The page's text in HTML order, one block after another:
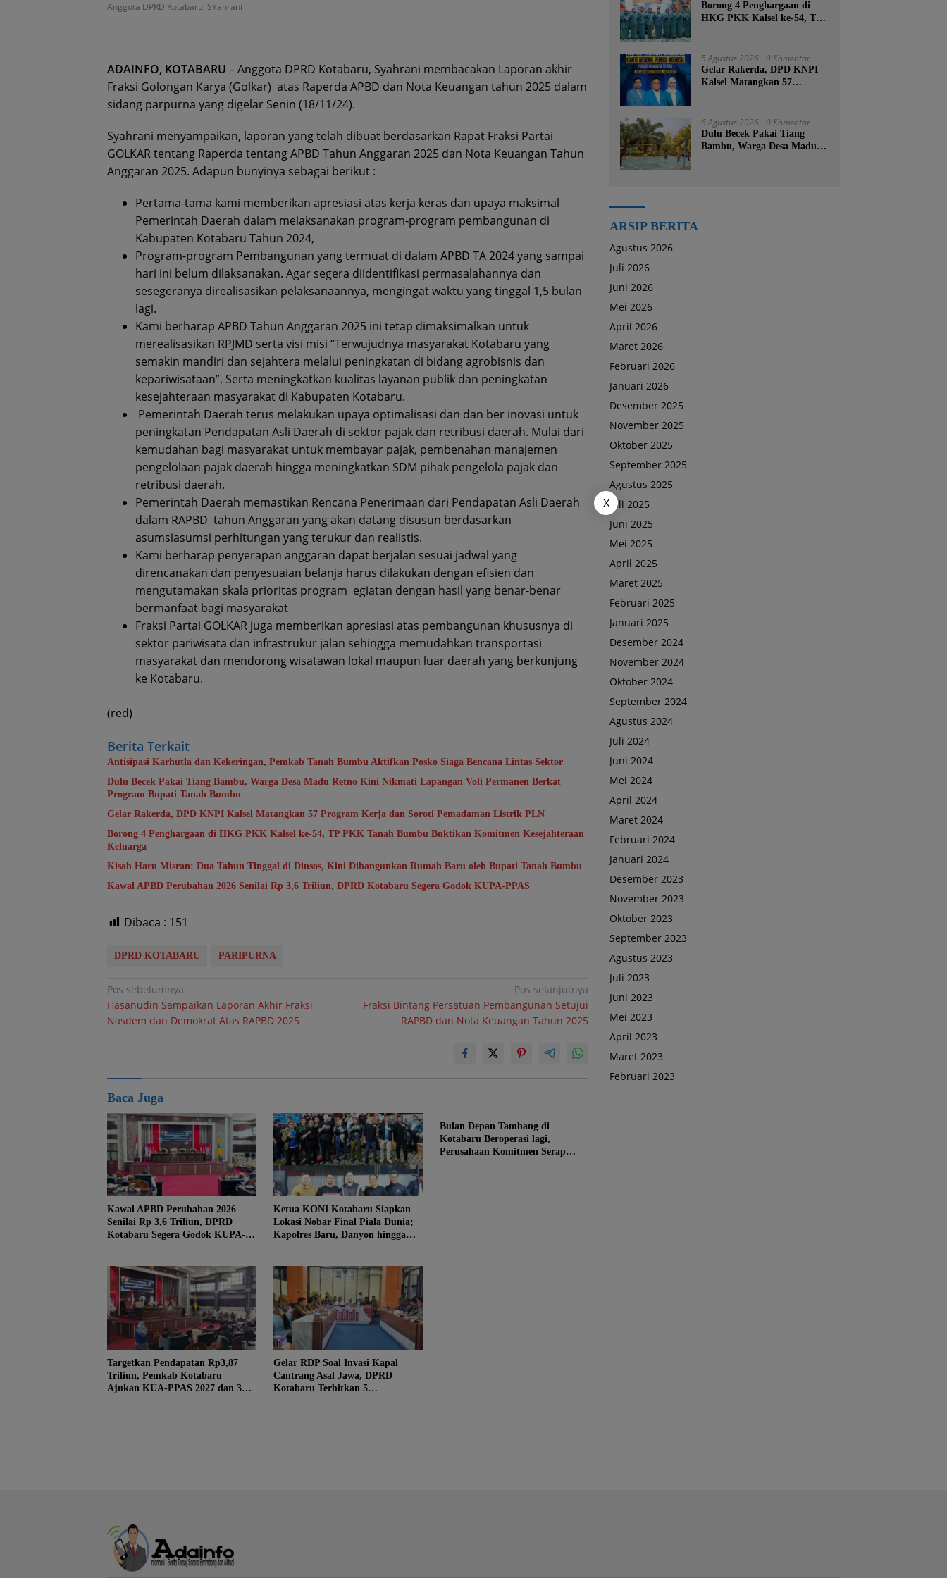
Anggota DPRD Kotabaru, SYahrani
ADAINFO, KOTABARU – Anggota DPRD Kotabaru, Syahrani membacakan Laporan akhir
Fraksi Golongan Karya (Golkar) atas Raperda APBD dan Nota Keuangan tahun 2025 dalam
sidang parpurna yang digelar Senin (18/11/24).
Syahrani menyampaikan, laporan yang telah dibuat berdasarkan Rapat Fraksi Partai
GOLKAR tentang Raperda tentang APBD Tahun Anggaran 2025 dan Nota Keuangan Tahun
Anggaran 2025. Adapun bunyinya sebagai berikut :
Pertama-tama kami memberikan apresiasi atas kerja keras dan upaya maksimal
Pemerintah Daerah dalam melaksanakan program-program pembangunan di
Kabupaten Kotabaru Tahun 2024,
Program-program Pembangunan yang termuat di dalam APBD TA 2024 yang sampai
hari ini belum dilaksanakan. Agar segera diidentifikasi permasalahannya dan
sesegeranya direalisasikan pelaksanaannya, mengingat waktu yang tinggal 1,5 bulan
lagi.
Kami berharap APBD Tahun Anggaran 2025 ini tetap dimaksimalkan untuk
merealisasikan RPJMD serta visi misi “Terwujudnya masyarakat Kotabaru yang
semakin mandiri dan sejahtera melalui peningkatan di bidang agrobisnis dan
kepariwisataan”. Serta meningkatkan kualitas layanan publik dan peningkatan
kesejahteraan masyarakat di Kabupaten Kotabaru.
Pemerintah Daerah terus melakukan upaya optimalisasi dan dan ber inovasi untuk
peningkatan Pendapatan Asli Daerah di sektor pajak dan retribusi daerah. Mulai dari
kemudahan bagi masyarakat untuk membayar pajak, pembenahan manajemen
pengelolaan pajak daerah hingga meningkatkan SDM pihak pengelola pajak dan
retribusi daerah.
Pemerintah Daerah memastikan Rencana Penerimaan dari Pendapatan Asli Daerah
dalam RAPBD tahun Anggaran yang akan datang disusun berdasarkan
asumsiasumsi perhitungan yang terukur dan realistis.
Kami berharap penyerapan anggaran dapat berjalan sesuai jadwal yang
direncanakan dan penyesuaian belanja harus dilakukan dengan efisien dan
mengutamakan skala prioritas program egiatan dengan hasil yang benar-benar
bermanfaat bagi masyarakat
Fraksi Partai GOLKAR juga memberikan apresiasi atas pembangunan khususnya di
sektor pariwisata dan infrastrukur jalan sehingga memudahkan transportasi
masyarakat dan mendorong wisatawan lokal maupun luar daerah yang berkunjung
ke Kotabaru.
(red)
Berita Terkait
Antisipasi Karhutla dan Kekeringan, Pemkab Tanah Bumbu Aktifkan Posko Siaga Bencana Lintas Sektor
Dulu Becek Pakai Tiang Bambu, Warga Desa Madu Retno Kini Nikmati Lapangan Voli Permanen Berkat
Program Bupati Tanah Bumbu
Gelar Rakerda, DPD KNPI Kalsel Matangkan 57 Program Kerja dan Soroti Pemadaman Listrik PLN
Borong 4 Penghargaan di HKG PKK Kalsel ke-54, TP PKK Tanah Bumbu Buktikan Komitmen Kesejahteraan
Keluarga
Kisah Haru Misran: Dua Tahun Tinggal di Dinsos, Kini Dibangunkan Rumah Baru oleh Bupati Tanah Bumbu
Kawal APBD Perubahan 2026 Senilai Rp 3,6 Triliun, DPRD Kotabaru Segera Godok KUPA-PPAS
Dibaca : 151
DPRD KOTABARU PARIPURNA
Navigasi
pos
Pos sebelumnya
Hasanudin Sampaikan Laporan Akhir Fraksi
Nasdem dan Demokrat Atas RAPBD 2025
Pos selanjutnya
Fraksi Bintang Persatuan Pembangunan Setujui
RAPBD dan Nota Keuangan Tahun 2025
Baca Juga
Kawal APBD Perubahan 2026
Senilai Rp 3,6 Triliun, DPRD
Kotabaru Segera Godok KUPA-
Ketua KONI Kotabaru Siapkan
Lokasi Nobar Final Piala Dunia;
Kapolres Baru, Danyon hingga
Bulan Depan Tambang di
Kotabaru Beroperasi lagi,
Perusahaan Komitmen Serap
Targetkan Pendapatan Rp3,87
Triliun, Pemkab Kotabaru
Ajukan KUA-PPAS 2027 dan 3
Gelar RDP Soal Invasi Kapal
Cantrang Asal Jawa, DPRD
Kotabaru Terbitkan 5
Borong 4 Penghargaan di
HKG PKK Kalsel ke-54, TP
Kesejahteraan Keluarga
5 Agustus 2026 0 Komentar
Gelar Rakerda, DPD KNPI
Kalsel Matangkan 57
6 Agustus 2026 0 Komentar
Dulu Becek Pakai Tiang
Bambu, Warga Desa Madu
ARSIP BERITA
Agustus 2026
Juli 2026
Juni 2026
Mei 2026
April 2026
Maret 2026
Februari 2026
Januari 2026
Desember 2025
November 2025
Oktober 2025
September 2025
Agustus 2025
Juli 2025
Juni 2025
Mei 2025
April 2025
Maret 2025
Februari 2025
Januari 2025
Desember 2024
November 2024
Oktober 2024
September 2024
Agustus 2024
Juli 2024
Juni 2024
Mei 2024
April 2024
Maret 2024
Februari 2024
Januari 2024
Desember 2023
November 2023
Oktober 2023
September 2023
Agustus 2023
Juli 2023
Juni 2023
Mei 2023
April 2023
Maret 2023
Februari 2023
X